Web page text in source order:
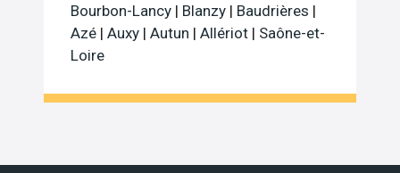
Bourbon-Lancy | Blanzy | Baudrières |
Azé | Auxy | Autun | Allériot | Saône-et-
Loire